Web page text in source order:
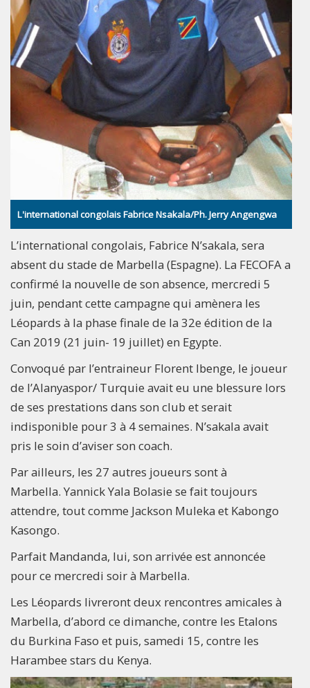
L'international congolais Fabrice Nsakala/Ph. Jerry Angengwa
L’international congolais, Fabrice N’sakala, sera
absent du stade de Marbella (Espagne). La FECOFA a
confirmé la nouvelle de son absence, mercredi 5
juin, pendant cette campagne qui amènera les
Léopards à la phase finale de la 32e édition de la
Can 2019 (21 juin- 19 juillet) en Egypte.
Convoqué par l’entraineur Florent Ibenge, le joueur
de l’Alanyaspor/ Turquie avait eu une blessure lors
de ses prestations dans son club et serait
indisponible pour 3 à 4 semaines. N’sakala avait
pris le soin d’aviser son coach.
Par ailleurs, les 27 autres joueurs sont à
Marbella. Yannick Yala Bolasie se fait toujours
attendre, tout comme Jackson Muleka et Kabongo
Kasongo.
Parfait Mandanda, lui, son arrivée est annoncée
pour ce mercredi soir à Marbella.
Les Léopards livreront deux rencontres amicales à
Marbella, d’abord ce dimanche, contre les Etalons
du Burkina Faso et puis, samedi 15, contre les
Harambee stars du Kenya.